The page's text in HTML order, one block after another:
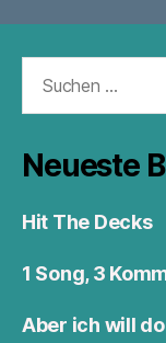
nach:
Neueste
Hit The Decks
1 Song, 3
Aber ich will